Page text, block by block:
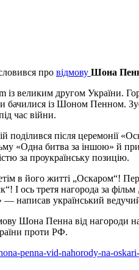
про відмову Шона
із великим другом України.
бачилися із Шоном Пенном.
час війни.
поділився після церемонії
«Одна битва за іншою» й
за проукраїнську позицію.
в його житті „Оскаром“!
І ось третя нагорода за
— написав український
Шона Пенна від нагороди
проти РФ.
penna-vid-nahorody-na-